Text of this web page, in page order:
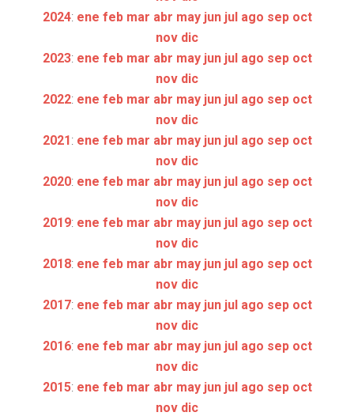
2024: ene feb mar abr may jun jul ago sep oct
nov dic
2023: ene feb mar abr may jun jul ago sep oct
nov dic
2022: ene feb mar abr may jun jul ago sep oct
nov dic
2021: ene feb mar abr may jun jul ago sep oct
nov dic
2020: ene feb mar abr may jun jul ago sep oct
nov dic
2019: ene feb mar abr may jun jul ago sep oct
nov dic
2018: ene feb mar abr may jun jul ago sep oct
nov dic
2017: ene feb mar abr may jun jul ago sep oct
nov dic
2016: ene feb mar abr may jun jul ago sep oct
nov dic
2015: ene feb mar abr may jun jul ago sep oct
nov dic